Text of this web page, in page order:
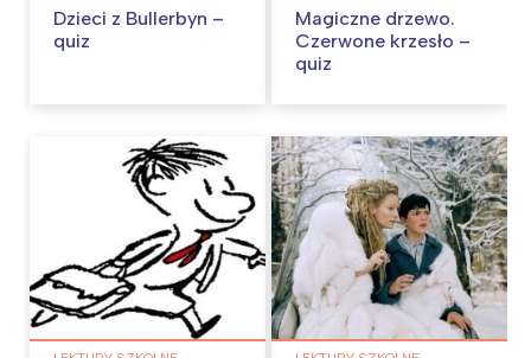
Dzieci z Bullerbyn –
quiz
Magiczne drzewo.
Czerwone krzesło –
quiz